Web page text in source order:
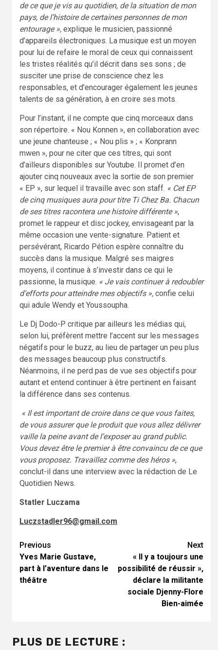
de ce que je vis au quotidien, de la situation de mon
pays, de l’histoire de certaines personnes de mon
entourage », explique le musicien, passionné
d’appareils électroniques. La musique est un moyen
pour lui de refaire le moral de ceux qui connaissent
les tristes réalités qu’il décrit dans ses sons ; de
susciter une prise de conscience chez les
responsables, et d’encourager également les jeunes
talents de sa génération, à en croire ses mots.
Pour l’instant, il ne compte que cinq morceaux dans
son répertoire. « Nou Konnen », en collaboration avec
une jeune chanteuse ; « Nou plis » ; « Konprann
mwen », pour ne citer que ces titres, qui sont
d’ailleurs disponibles sur Youtube. Il promet d’en
ajouter cinq nouveaux avec la sortie de son premier
« EP », sur lequel il travaille avec son staff. « Cet EP
de cinq musiques aura pour titre Ti Chez Ba. Chacun
de ses titres racontera une histoire différente »,
promet le rappeur et disc jockey, envisageant par la
même occasion une vente-signature. Patient et
persévérant, Ricardo Pétion espère connaître du
succès dans la musique. Malgré ses maigres
moyens, il continue à s’investir dans ce qui le
passionne, la musique. « Je vais continuer à redoubler
d’efforts pour atteindre mes objectifs », confie celui
qui adule Wendy et Youssoupha.
Le Dj Dodo-P critique par ailleurs les médias qui,
selon lui, préfèrent mettre l’accent sur les messages
négatifs pour le buzz, au lieu de partager un peu plus
des messages beaucoup plus constructifs.
Néanmoins, il ne perd pas de vue ses objectifs pour
autant et entend continuer à être pertinent en faisant
la différence dans ses contenus.
« Il est important de croire dans ce que vous faites,
de vous assurer que le produit que vous allez délivrer
vaille la peine avant de l’exposer au grand public.
Vous devez être le premier à être convaincu de ce que
vous proposez. Travaillez comme des héros »,
conclut-il dans une interview avec la rédaction de Le
Quotidien News.
Statler Luczama
Luczstadler96@gmail.com
Continue
Reading
Previous
Yves Marie Gustave,
part à l’aventure dans le
théâtre
Next
« Il y a toujours une
possibilité de réussir »,
déclare la militante
sociale Djenny-Flore
Bien-aimée
PLUS DE LECTURE :